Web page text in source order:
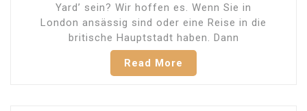
Yard’ sein? Wir hoffen es. Wenn Sie in
London ansässig sind oder eine Reise in die
britische Hauptstadt haben. Dann
Read More